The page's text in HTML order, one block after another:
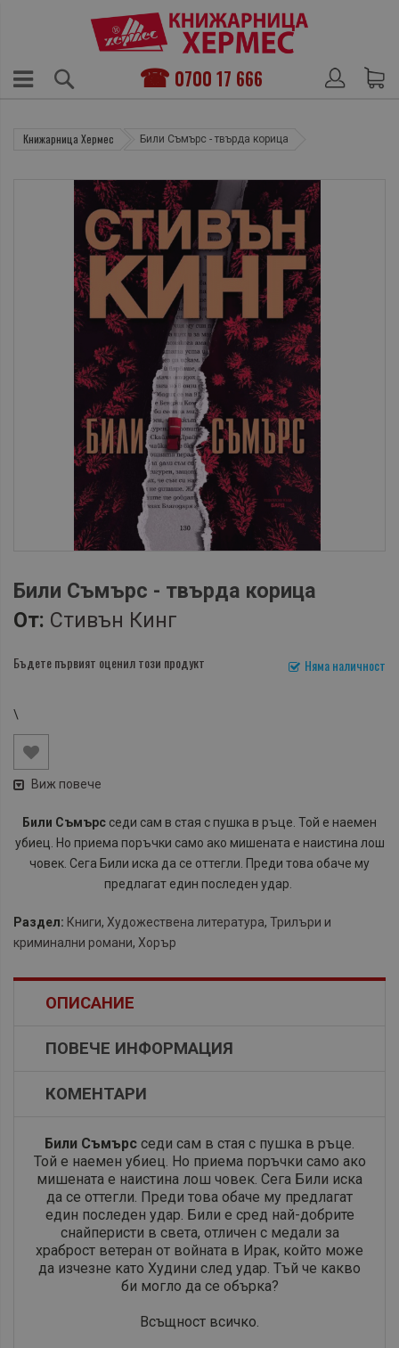
0700 17 666
Книжарница Хермес Били Съмърс - твърда корица
Били Съмърс - твърда корица
От: Стивън Кинг
Няма наличност
Бъдете първият оценил този продукт
\
Виж повече
Били Съмърс седи сам в стая с пушка в ръце. Той е наемен
убиец. Но приема поръчки само ако мишената е наистина лош
човек. Сега Били иска да се оттегли. Преди това обаче му
предлагат един последен удар.
Раздел: Книги, Художествена литература, Трилъри и
криминални романи, Хорър
ОПИСАНИЕ
ПОВЕЧЕ ИНФОРМАЦИЯ
КОМЕНТАРИ
​Били Съмърс седи сам в стая с пушка в ръце.
Той е наемен убиец. Но приема поръчки само ако
мишената е наистина лош човек. Сега Били иска
да се оттегли. Преди това обаче му предлагат
един последен удар. Били е сред най-добрите
снайперисти в света, отличен с медали за
храброст ветеран от войната в Ирак, който може
да изчезне като Худини след удар. Тъй че какво
би могло да се обърка?
Всъщност всичко.